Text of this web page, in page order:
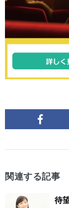
関連する記事
待